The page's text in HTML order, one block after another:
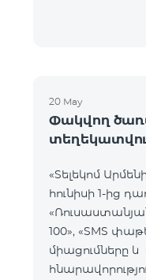
20 May
Փակվող
«Տելեկոմ
հունիսի 1-ից
100», «SMS
միացումները